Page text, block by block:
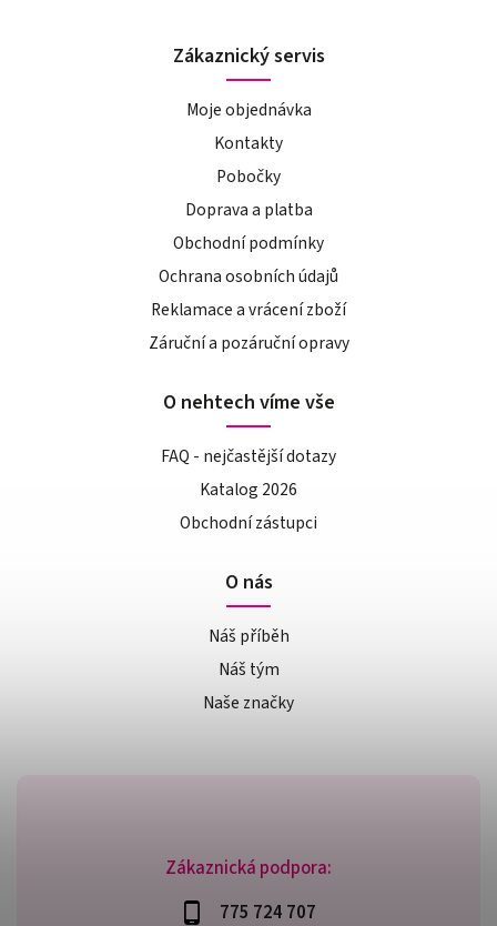
Zákaznická podpora:
775 724 707
Zákaznický servis
Moje objednávka
Kontakty
Pobočky
Doprava a platba
Obchodní podmínky
Ochrana osobních údajů
Reklamace a vrácení zboží
Záruční a pozáruční opravy
O nehtech víme vše
FAQ - nejčastější dotazy
Katalog 2026
Obchodní zástupci
O nás
Náš příběh
Náš tým
Naše značky